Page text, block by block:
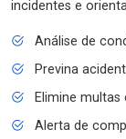
incidentes e
Análise de
Previna
Elimine
Alerta de